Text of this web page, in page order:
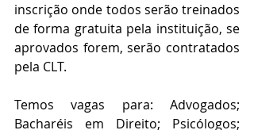
inscrição onde todos serão treinados
de forma gratuita pela instituição, se
aprovados forem, serão contratados
pela CLT.
Temos vagas para: Advogados;
Bacharéis em Direito; Psicólogos;